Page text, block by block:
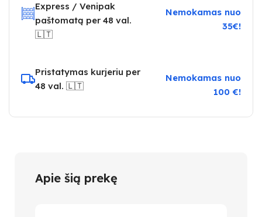
Express / Venipak
paštomatą per 48 val.
🇱🇹
Nemokamas nuo
35€!
Pristatymas kurjeriu per
48 val. 🇱🇹
Nemokamas nuo
100 €!
Apie šią prekę